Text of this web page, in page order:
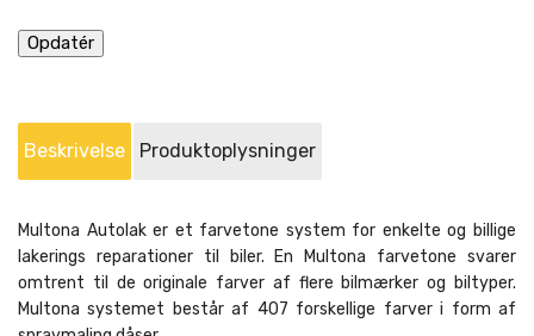
Beskrivelse Produktoplysninger
Multona Autolak er et farvetone system for enkelte og billige
lakerings reparationer til biler. En Multona farvetone svarer
omtrent til de originale farver af flere bilmærker og biltyper.
Multona systemet består af 407 forskellige farver i form af